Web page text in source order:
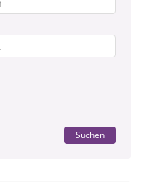
Suchen